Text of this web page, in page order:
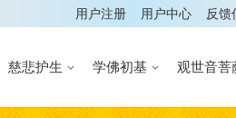
用户注册 用户中心 反馈
慈悲护生 学佛初基 观世音菩